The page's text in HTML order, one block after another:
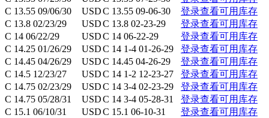
C 13.55 09/06/30
USDC 13.55 09-06-30
登录查看可用库存
C 13.8 02/23/29
USDC 13.8 02-23-29
登录查看可用库存
C 14 06/22/29
USDC 14 06-22-29
登录查看可用库存
C 14.25 01/26/29
USDC 14 1-4 01-26-29
登录查看可用库存
C 14.45 04/26/29
USDC 14.45 04-26-29
登录查看可用库存
C 14.5 12/23/27
USDC 14 1-2 12-23-27
登录查看可用库存
C 14.75 02/23/29
USDC 14 3-4 02-23-29
登录查看可用库存
C 14.75 05/28/31
USDC 14 3-4 05-28-31
登录查看可用库存
C 15.1 06/10/31
USDC 15.1 06-10-31
登录查看可用库存